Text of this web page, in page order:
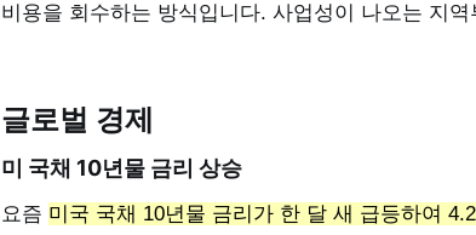
비용을 회수하는 방식입니다. 사업성이 나오는 지
글로벌 경제
미 국채 10년물 금리 상승
요즘 미국 국채 10년물 금리가 한 달 새 급등하여